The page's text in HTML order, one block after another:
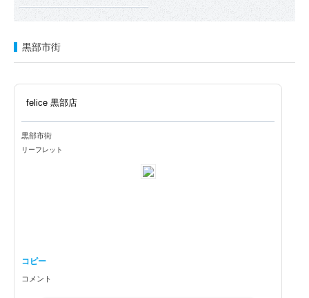
黒部市街
felice 黒部店
黒部市街
リーフレット
コピー
コメント